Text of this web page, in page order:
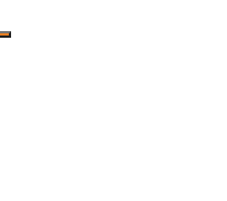
Search